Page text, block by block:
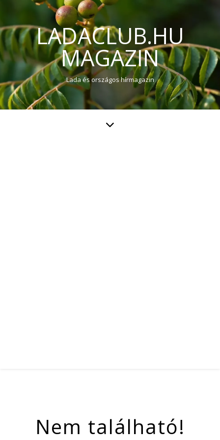
LADACLUB.HU
MAGAZIN
Lada és országos hírmagazin
Nem található!